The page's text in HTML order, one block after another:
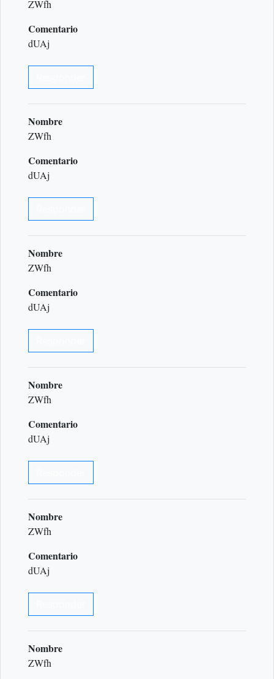
ZWfh
Comentario
dUAj
Nombre
ZWfh
Comentario
dUAj
Nombre
ZWfh
Comentario
dUAj
Nombre
ZWfh
Comentario
dUAj
Nombre
ZWfh
Comentario
dUAj
Nombre
ZWfh